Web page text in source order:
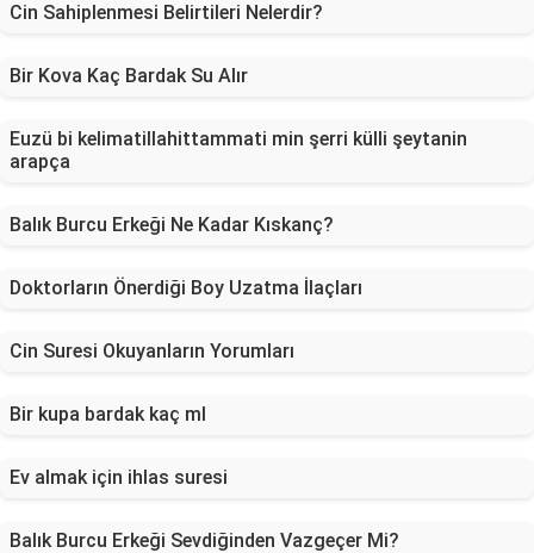
Cin Sahiplenmesi Belirtileri Nelerdir?
Bir Kova Kaç Bardak Su Alır
Euzü bi kelimatillahittammati min şerri külli şeytanin
arapça
Balık Burcu Erkeği Ne Kadar Kıskanç?
Doktorların Önerdiği Boy Uzatma İlaçları
Cin Suresi Okuyanların Yorumları
Bir kupa bardak kaç ml
Ev almak için ihlas suresi
Balık Burcu Erkeği Sevdiğinden Vazgeçer Mi?